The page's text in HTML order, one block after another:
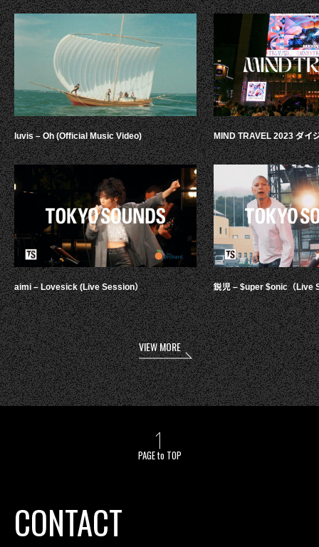
luvis – Oh (Official Music Video)
aimi – Lovesick (Live Session）
MIND TRAVEL 2023 ダイ
鋭児 – $uper $onic（Live
VIEW MORE
PAGE to TOP
CONTACT